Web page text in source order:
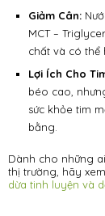
Giảm Cân:
MCT –
chất và có thể
Lợi Ích Cho
béo cao,
sức khỏe tim
bằng.
Dành cho những
thị trường, hãy
dừa tinh luyện và